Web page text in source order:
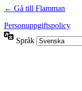
← Gå till Flamman
Personuppgiftspolicy
Språk